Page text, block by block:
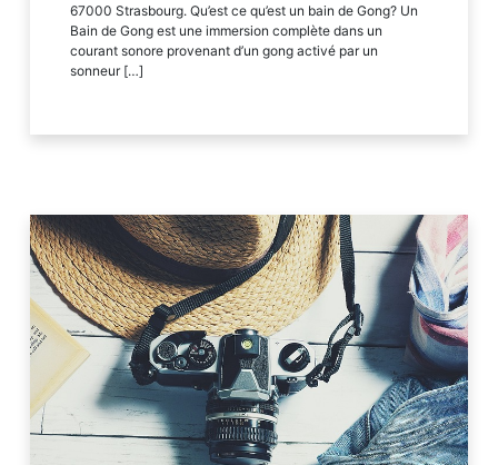
67000 Strasbourg. Qu’est ce qu’est un bain de Gong? Un
Bain de Gong est une immersion complète dans un
courant sonore provenant d’un gong activé par un
sonneur […]